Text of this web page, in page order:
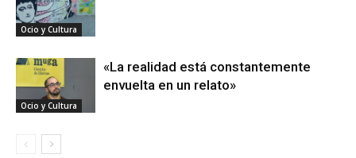
Ocio y Cultura
Ocio y Cultura
«La realidad está constantemente
envuelta en un relato»